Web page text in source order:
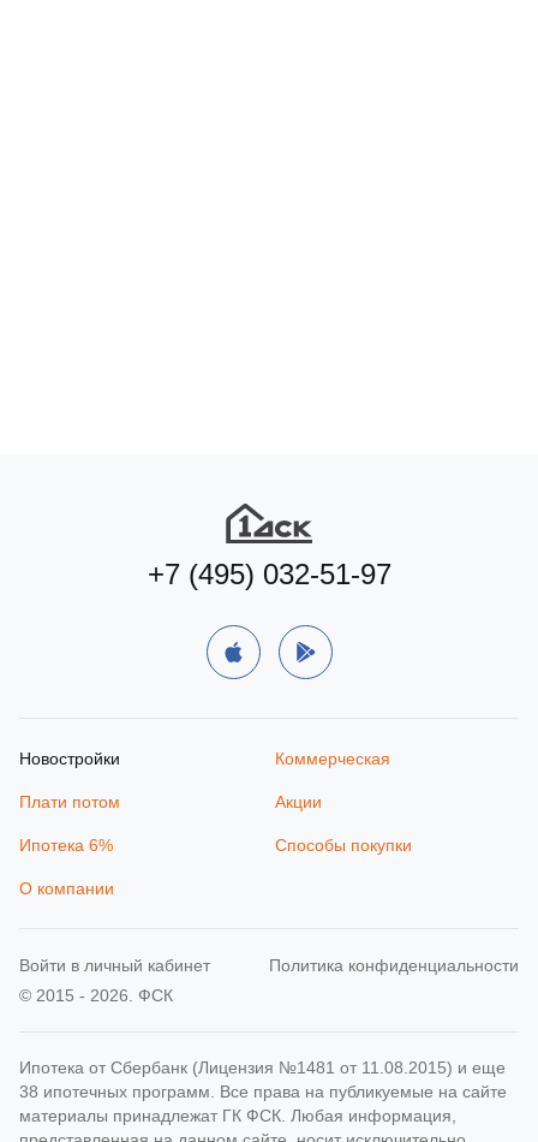
+7 (495) 032-51-97
Новостройки Коммерческая
Плати потом Акции
Ипотека 6% Способы покупки
О компании
© 2015 - 2026. ФСК
Политика конфиденциальности
Ипотека от Сбербанк (Лицензия №1481 от 11.08.2015) и еще
38 ипотечных программ. Все права на публикуемые на сайте
материалы принадлежат ГК ФСК. Любая информация,
Войти в личный кабинет